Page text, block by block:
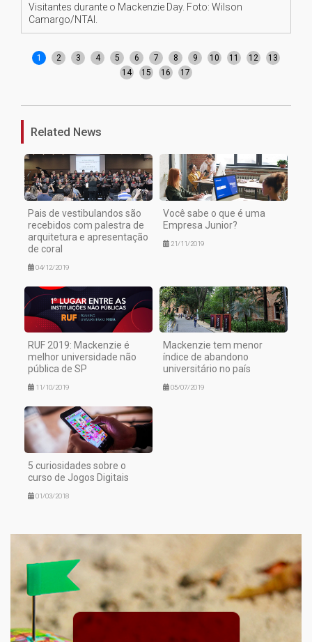
Visitantes durante o Mackenzie Day. Foto: Wilson
Camargo/NTAI.
1 2 3 4 5 6 7 8 9 10 11 12
13
14
15 16 17
Related News
Pais de vestibulandos são
recebidos com palestra de
arquitetura e apresentação
de coral
04/12/2019
Você sabe o que é uma
Empresa Junior?
21/11/2019
RUF 2019: Mackenzie é
melhor universidade não
pública de SP
11/10/2019
Mackenzie tem menor
índice de abandono
universitário no país
05/07/2019
5 curiosidades sobre o
curso de Jogos Digitais
01/03/2018